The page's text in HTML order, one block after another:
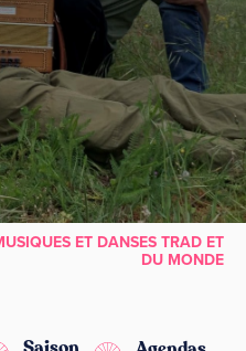
ET DANSES TRAD ET
DU MONDE